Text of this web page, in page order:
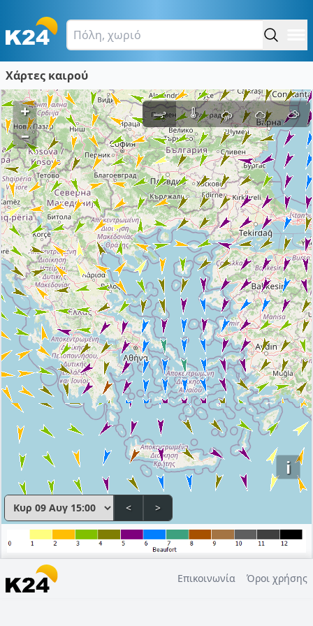
Χάρτες καιρού
i
+
–
< >
Επικοινωνία Όροι χρήσης